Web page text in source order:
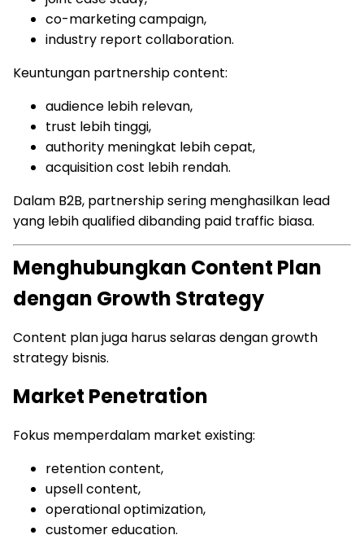
co-marketing campaign,
industry report collaboration.
Keuntungan partnership content:
audience lebih relevan,
trust lebih tinggi,
authority meningkat lebih cepat,
acquisition cost lebih rendah.
Dalam B2B, partnership sering menghasilkan lead
yang lebih qualified dibanding paid traffic biasa.
Menghubungkan Content Plan
dengan Growth Strategy
Content plan juga harus selaras dengan growth
strategy bisnis.
Market Penetration
Fokus memperdalam market existing:
retention content,
upsell content,
operational optimization,
customer education.